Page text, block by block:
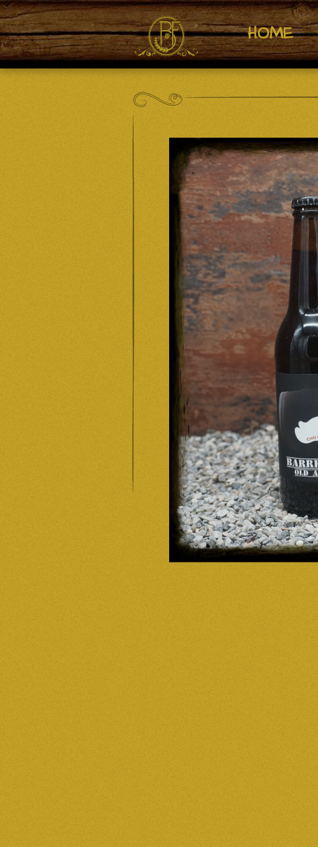
Zum
Hauptinhalt
springen
HOME